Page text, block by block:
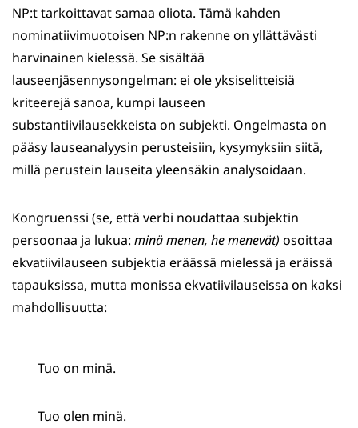
NP:t tarkoittavat samaa oliota. Tämä kahden
nominatiivimuotoisen NP:n rakenne on yllättävästi
harvinainen kielessä. Se sisältää
lauseenjäsennysongelman: ei ole yksiselitteisiä
kriteerejä sanoa, kumpi lauseen
substantiivilausekkeista on subjekti. Ongelmasta on
pääsy lauseanalyysin perusteisiin, kysymyksiin siitä,
millä perustein lauseita yleensäkin analysoidaan.
Kongruenssi (se, että verbi noudattaa subjektin
persoonaa ja lukua: minä menen, he menevät) osoittaa
ekvatiivilauseen subjektia eräässä mielessä ja eräissä
tapauksissa, mutta monissa ekvatiivilauseissa on kaksi
mahdollisuutta:
Tuo on minä.
Tuo olen minä.